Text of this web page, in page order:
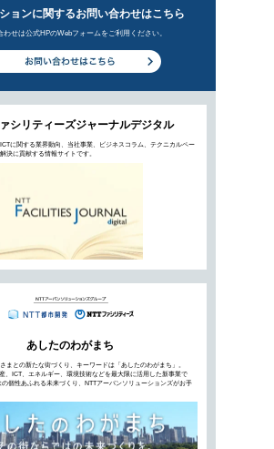
Afterコロナで重要になるリモート
2021年8月25日公開
企業が「社内コミュニケーション」の不足を
ナに向け、テレワークの現状と課題を整理し
都市経営のDXを推進する「Project